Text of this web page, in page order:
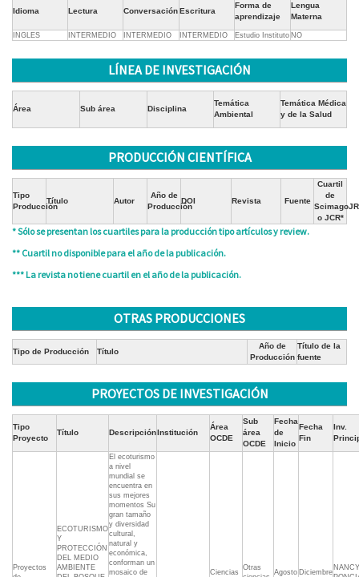
Idioma Lectura ConversaciónEscritura
Forma de
aprendizaje
Lengua
Materna
INGLES INTERMEDIO INTERMEDIO INTERMEDIO Estudio Instituto NO
LÍNEA DE INVESTIGACIÓN
Área Sub área Disciplina
Temática
Ambiental
Temática Médica
y de la Salud
PRODUCCIÓN CIENTÍFICA
Tipo
Producción
Título Autor
Año de
Producción
DOI Revista Fuente
Cuartil
de
ScimagoJR
o JCR*
* Sólo se presentan los cuartiles para la producción tipo artículos y review.
** Cuartil no disponible para el año de la publicación.
*** La revista no tiene cuartil en el año de la publicación.
OTRAS PRODUCCIONES
Tipo de Producción Título
Año de
Producción
Título de la
fuente
PROYECTOS DE INVESTIGACIÓN
Tipo
Proyecto
Título DescripciónInstitución
Área
OCDE
Sub
área
OCDE
Fecha
de
Inicio
Fecha
Fin
Inv.
Proyectos
ECOTURISMO
Y
PROTECCIÓN
DEL MEDIO
AMBIENTE
El ecoturismo
a nivel
mundial se
encuentra en
sus mejores
momentos Su
gran tamaño
y diversidad
cultural,
natural y
económica,
conforman un
mosaico de
Ciencias
Otras
Agosto Diciembre